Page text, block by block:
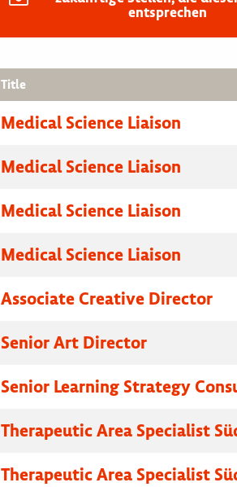
entsprechen
Title
Medical Science Liaison
Medical Science Liaison
Medical Science Liaison
Medical Science Liaison
Associate Creative Director
Senior Art Director
Senior Learning Strategy
Therapeutic Area Specialist
Therapeutic Area Specialist